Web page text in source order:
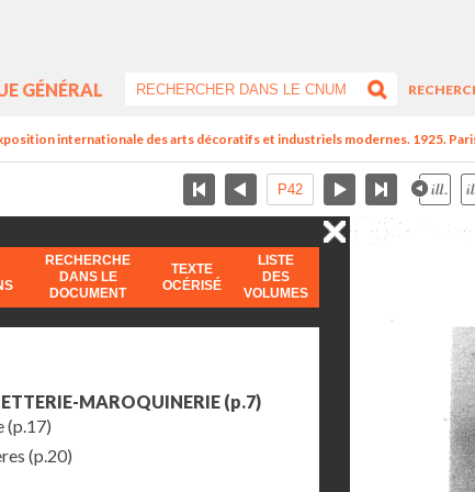
GÉNÉRAL
internationale des arts décoratifs et industriels modernes. 1925.
RECHERCHE
DANS LE
DOCUMENT
TEXTE
OCÉRISÉ
LISTE
DES
VOLUMES
MAROQUINERIE (p.7)
(p.17)
(p.20)